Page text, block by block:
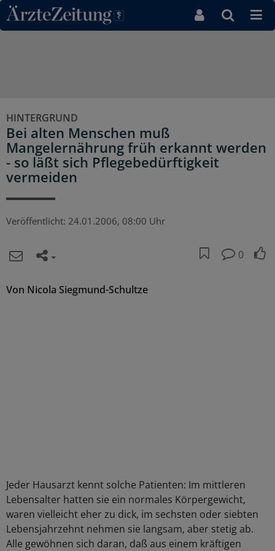
Direkt zum Inhaltsbereich
HINTERGRUND
Bei alten Menschen muß
Mangelernährung früh erkannt werden
- so läßt sich Pflegebedürftigkeit
vermeiden
Veröffentlicht: 24.01.2006, 08:00 Uhr
0
Von Nicola Siegmund-Schultze
Jeder Hausarzt kennt solche Patienten: Im mittleren
Lebensalter hatten sie ein normales Körpergewicht,
waren vielleicht eher zu dick, im sechsten oder siebten
Lebensjahrzehnt nehmen sie langsam, aber stetig ab.
Alle gewöhnen sich daran, daß aus einem kräftigen